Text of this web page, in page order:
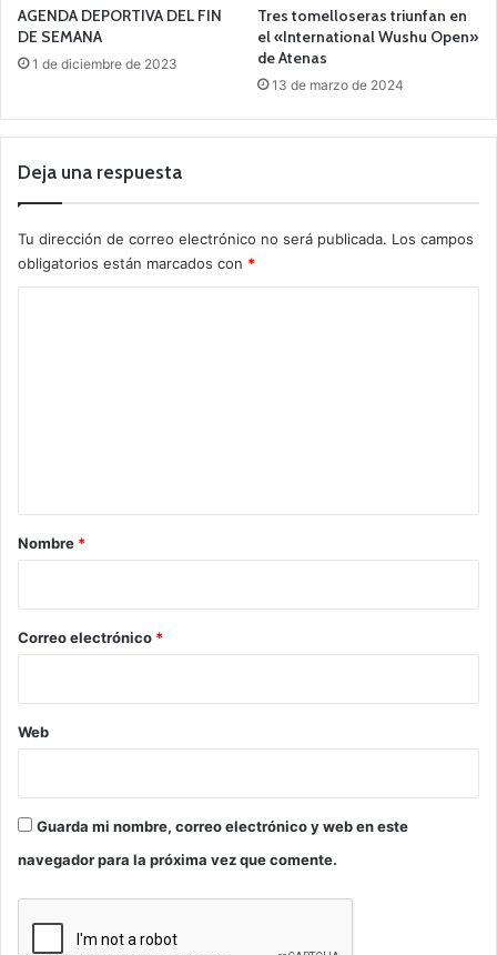
AGENDA DEPORTIVA DEL FIN
DE SEMANA
1 de diciembre de 2023
Tres tomelloseras triunfan en
el «International Wushu Open»
de Atenas
13 de marzo de 2024
Deja una respuesta
Tu dirección de correo electrónico no será publicada. Los campos
obligatorios están marcados con *
r
*
Nombre *
Correo electrónico *
Web
Guarda mi nombre, correo electrónico y web en este
navegador para la próxima vez que comente.